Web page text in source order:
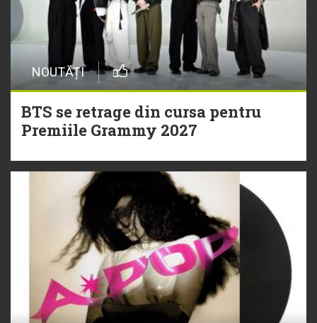
NOUTĂȚI
BTS se retrage din cursa pentru
Premiile Grammy 2027